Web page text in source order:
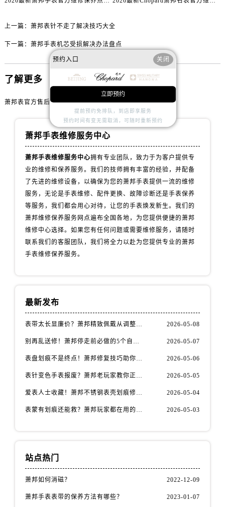
内蒙古自治区乌兰察布市集宁区恩和大街萧邦售后服务中心（需提前预约）
安徽省阜阳市颍州区颍州北路萧邦售后服务中心（需提前预约）
福建省南平市建阳区人民西路萧邦售后服务中心（需提前预约）
上一篇： 萧邦表针不走了解决技巧大全
下一篇： 萧邦手表机芯受损解决办法盘点
了解更多
萧邦表官方售后网点
萧邦手表维修服务中心
萧邦手表维修服务中心拥有专业团队，致力于为客户提供专
业的维修和保养服务。我们的技师拥有丰富的经验，并配备
了先进的维修设备，以确保为您的萧邦手表提供一流的维修
服务，无论是手表维修、配件更换、故障诊断还是手表保养
等服务，我们都会用心对待，让您的手表焕发新生。我们的
萧邦维修保养服务网点遍布全国各地，为您提供便捷的萧邦
维修中心选择。如果您有任何问题或需要维修服务，请随时
联系我们的客服团队，我们将全力以赴为您提供专业的萧邦
手表维修保养服务。
最新发布
表带太长显廉价？萧邦精致佩戴从调整开始！ 2026-05-08
别再乱送修！萧邦停走前必做的5个自检步骤 2026-05-07
表盘划痕不是终点！萧邦修复技巧助你重拾自信 2026-05-06
表针变色手表报废？萧邦老玩家教你正确应对 2026-05-05
爱表人士收藏！萧邦不锈钢表壳划痕修复指南 2026-05-04
表蒙有划痕还能救？萧邦玩家都在用的修复方法 2026-05-03
站点热门
萧邦如何消磁？ 2022-12-09
萧邦手表表带的保养方法有哪些？ 2023-01-07
预约入口 关闭
立即预约
提前预约免排队，到店即享服务
预约时间有变无需取消，可随时重新预约